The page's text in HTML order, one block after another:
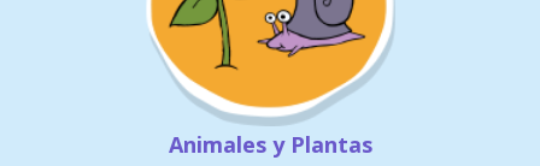
Animales y Plantas